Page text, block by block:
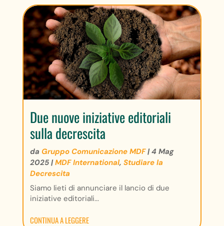
Due nuove iniziative editoriali
sulla decrescita
da Gruppo Comunicazione MDF|4 Mag
2025|MDF International, Studiare la
Decrescita
Siamo lieti di annunciare il lancio di due
iniziative editoriali...
CONTINUA A LEGGERE